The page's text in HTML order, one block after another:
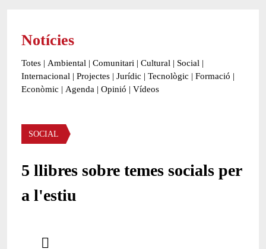
Notícies
Totes | Ambiental | Comunitari | Cultural | Social |
Internacional | Projectes | Jurídic | Tecnològic | Formació |
Econòmic | Agenda | Opinió | Vídeos
Àmbit de la notícia
SOCIAL
5 llibres sobre temes socials per
a l'estiu